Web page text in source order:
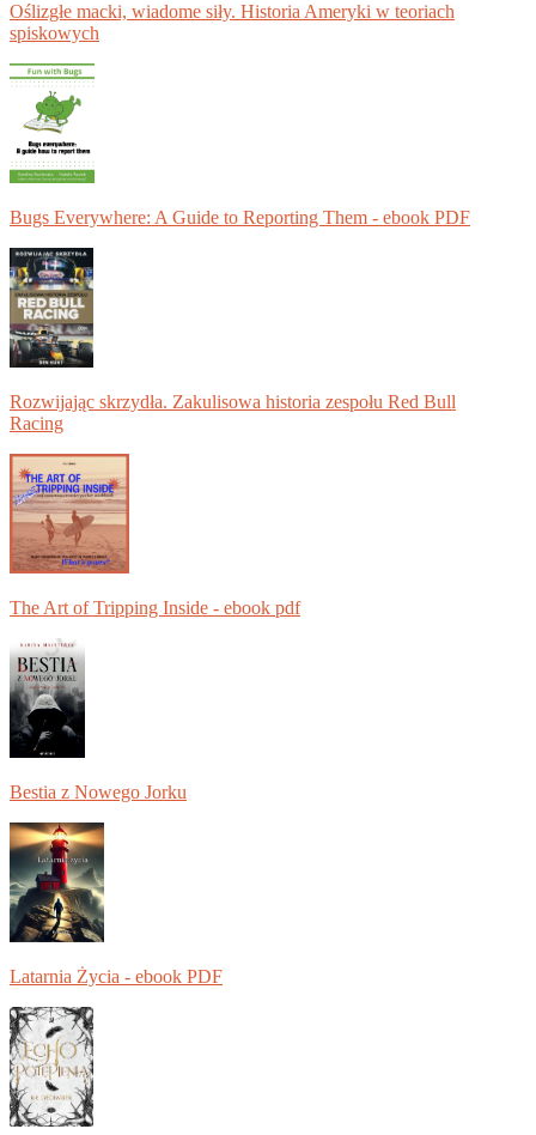
Oślizgłe macki, wiadome siły. Historia Ameryki w teoriach
spiskowych
Bugs Everywhere: A Guide to Reporting Them - ebook PDF
Rozwijając skrzydła. Zakulisowa historia zespołu Red Bull
Racing
The Art of Tripping Inside - ebook pdf
Bestia z Nowego Jorku
Latarnia Życia - ebook PDF